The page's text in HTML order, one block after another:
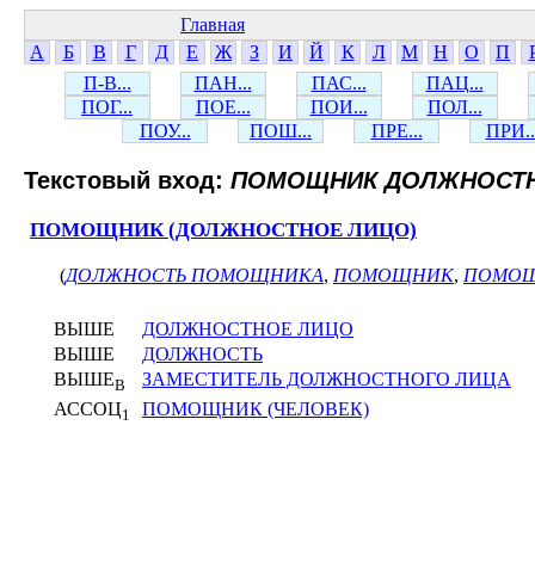
Главная
А
Б В Г Д Е Ж З И Й К Л М Н О П
П-В...
ПАН... ПАС...
ПАЦ...
ПОГ...
ПОЕ... ПОИ...
ПОЛ...
ПОУ...
ПОШ... ПРЕ...
Текстовый вход: ПОМОЩНИК
ПОМОЩНИК (ДОЛЖНОСТНОЕ ЛИЦО)
(ДОЛЖНОСТЬ ПОМОЩНИКА, ПОМОЩНИК,
ВЫШЕ
ДОЛЖНОСТНОЕ ЛИЦО
ВЫШЕ
ДОЛЖНОСТЬ
ВЫШЕВ
ЗАМЕСТИТЕЛЬ ДОЛЖНОСТНОГО ЛИЦА
АССОЦ1 ПОМОЩНИК (ЧЕЛОВЕК)